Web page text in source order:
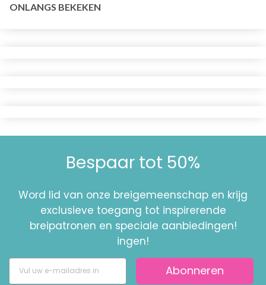
ONLANGS BEKEKEN
Bespaar tot 50%
Word lid van onze breigemeenschap en krijg
exclusieve toegang tot inspirerende
breipatronen en speciale aanbiedingen!
ingen!
Abonneren